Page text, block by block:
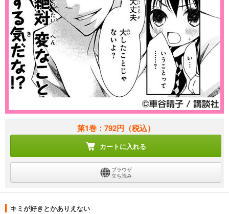
第1巻：792円 （税込）
カートに入れる
ブラウザ
立ち読み
キミが好きとかありえない